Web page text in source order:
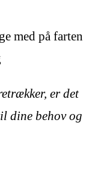
med på farten
er det
dine behov og